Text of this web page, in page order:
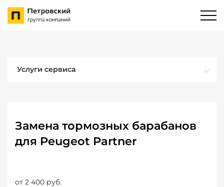
Услуги сервиса
Замена тормозных барабанов
для Peugeot Partner
от 2 400 руб.